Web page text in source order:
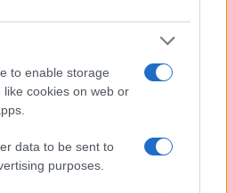
to enable storage
cookies on web or
data to be sent to
purposes.
dr. med., spec.
bolnišnice Slovenj Gradec.